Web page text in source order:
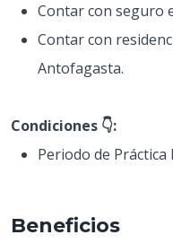
Contar con seguro
Contar con
Antofagasta.
Condiciones 👇:
Periodo de
Beneficios